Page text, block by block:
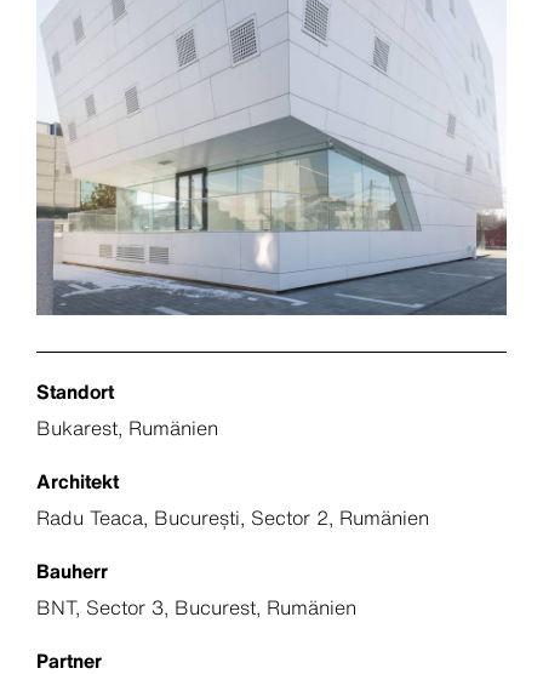
Standort
Bukarest, Rumänien
Architekt
Radu Teaca, București, Sector 2, Rumänien
Bauherr
BNT, Sector 3, Bucurest, Rumänien
Partner